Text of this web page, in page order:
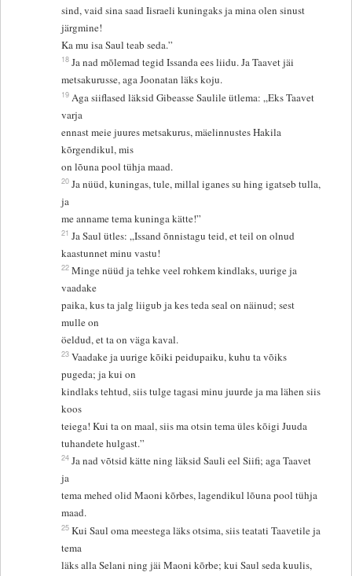
sind, vaid sina saad Iisraeli kuningaks ja mina olen sinust
järgmine!
Ka mu isa Saul teab seda.”
18 Ja nad mõlemad tegid Issanda ees liidu. Ja Taavet jäi
metsakurusse, aga Joonatan läks koju.
19 Aga siiflased läksid Gibeasse Saulile ütlema: „Eks Taavet
varja
ennast meie juures metsakurus, mäelinnustes Hakila
kõrgendikul, mis
on lõuna pool tühja maad.
20 Ja nüüd, kuningas, tule, millal iganes su hing igatseb tulla,
ja
me anname tema kuninga kätte!”
21 Ja Saul ütles: „Issand õnnistagu teid, et teil on olnud
kaastunnet minu vastu!
22 Minge nüüd ja tehke veel rohkem kindlaks, uurige ja
vaadake
paika, kus ta jalg liigub ja kes teda seal on näinud; sest
mulle on
öeldud, et ta on väga kaval.
23 Vaadake ja uurige kõiki peidupaiku, kuhu ta võiks
pugeda; ja kui on
kindlaks tehtud, siis tulge tagasi minu juurde ja ma lähen siis
koos
teiega! Kui ta on maal, siis ma otsin tema üles kõigi Juuda
tuhandete hulgast.”
24 Ja nad võtsid kätte ning läksid Sauli eel Siifi; aga Taavet
ja
tema mehed olid Maoni kõrbes, lagendikul lõuna pool tühja
maad.
25 Kui Saul oma meestega läks otsima, siis teatati Taavetile ja
tema
läks alla Selani ning jäi Maoni kõrbe; kui Saul seda kuulis,